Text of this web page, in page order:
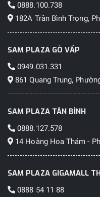
0888.100.738
182A Trần Bình Trọng,
SAM PLAZA GÒ VẤP
0949.031.331
861 Quang Trung,
SAM PLAZA TÂN BÌNH
0888.127.578
14 Hoàng Hoa Thám -
SAM PLAZA GIGAMALL
0888 54 11 88